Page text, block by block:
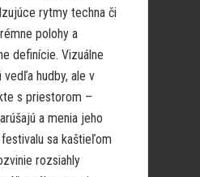
rytmy techna či
polohy a
definície. Vizuálne
vedľa hudby, ale v
s priestorom –
a menia jeho
sa kaštieľom
rozsiahly